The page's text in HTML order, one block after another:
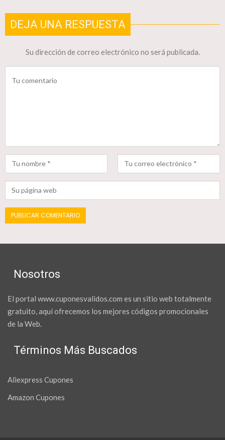
DEJA UNA RESPUESTA
Su dirección de correo electrónico no será publicada.
Nosotros
El portal www.cuponesvalidos.com es un sitio web totalmente
gratuito, aquí ofrecemos los mejores códigos promocionales
de la Web.
Términos Más Buscados
Aliexpress Cupones
Amazon Cupones